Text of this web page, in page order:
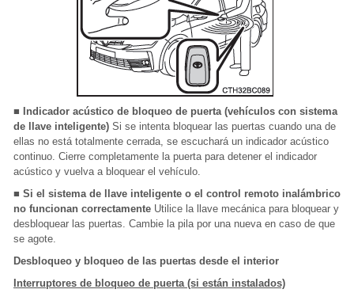
■ Indicador acústico de bloqueo de puerta (vehículos con sistema
de llave inteligente) Si se intenta bloquear las puertas cuando una de
ellas no está totalmente cerrada, se escuchará un indicador acústico
continuo. Cierre completamente la puerta para detener el indicador
acústico y vuelva a bloquear el vehículo.
■ Si el sistema de llave inteligente o el control remoto inalámbrico
no funcionan correctamente Utilice la llave mecánica para bloquear y
desbloquear las puertas. Cambie la pila por una nueva en caso de que
se agote.
Desbloqueo y bloqueo de las puertas desde el interior
Interruptores de bloqueo de puerta (si están instalados)